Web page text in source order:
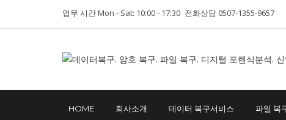
업무 시간 Mon - Sat: 10:00 - 17:30 전화상담 0507-1355-9657
HOME 회사소개 데이터 복구서비스 파일 복